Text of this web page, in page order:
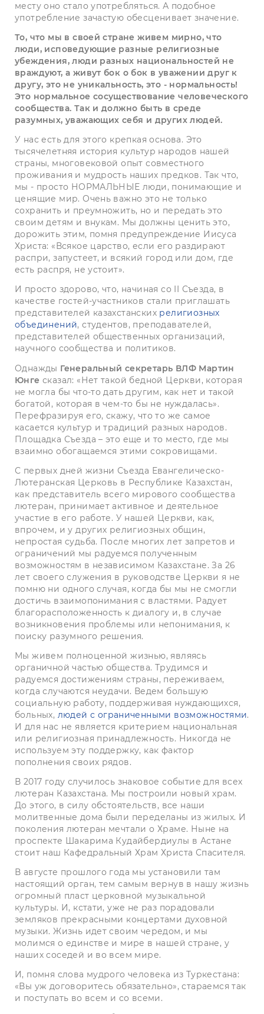
месту оно стало употребляться. А подобное
употребление зачастую обесценивает значение.
То, что мы в своей стране живем мирно, что
люди, исповедующие разные религиозные
убеждения, люди разных национальностей не
враждуют, а живут бок о бок в уважении друг к
другу, это не уникальность, это - нормальность!
Это нормальное сосуществование человеческого
сообщества. Так и должно быть в среде
разумных, уважающих себя и других людей.
У нас есть для этого крепкая основа. Это
тысячелетняя история культур народов нашей
страны, многовековой опыт совместного
проживания и мудрость наших предков. Так что,
мы - просто НОРМАЛЬНЫЕ люди, понимающие и
ценящие мир. Очень важно это не только
сохранить и преумножить, но и передать это
своим детям и внукам. Мы должны ценить это,
дорожить этим, помня предупреждение Иисуса
Христа: «Всякое царство, если его раздирают
распри, запустеет, и всякий город или дом, где
есть распря, не устоит».
И просто здорово, что, начиная со II Съезда, в
качестве гостей-участников стали приглашать
представителей казахстанских религиозных
объединений, студентов, преподавателей,
представителей общественных организаций,
научного сообщества и политиков.
Однажды Генеральный секретарь ВЛФ Мартин
Юнге сказал: «Нет такой бедной Церкви, которая
не могла бы что-то дать другим, как нет и такой
богатой, которая в чем-то бы не нуждалась».
Перефразируя его, скажу, что то же самое
касается культур и традиций разных народов.
Площадка Съезда – это еще и то место, где мы
взаимно обогащаемся этими сокровищами.
С первых дней жизни Съезда Евангелическо-
Лютеранская Церковь в Республике Казахстан,
как представитель всего мирового сообщества
лютеран, принимает активное и деятельное
участие в его работе. У нашей Церкви, как,
впрочем, и у других религиозных общин,
непростая судьба. После многих лет запретов и
ограничений мы радуемся полученным
возможностям в независимом Казахстане. За 26
лет своего служения в руководстве Церкви я не
помню ни одного случая, когда бы мы не смогли
достичь взаимопонимания с властями. Радует
благорасположенность к диалогу и, в случае
возникновения проблемы или непонимания, к
поиску разумного решения.
Мы живем полноценной жизнью, являясь
органичной частью общества. Трудимся и
радуемся достижениям страны, переживаем,
когда случаются неудачи. Ведем большую
социальную работу, поддерживая нуждающихся,
больных, людей с ограниченными возможностями.
И для нас не является критерием национальная
или религиозная принадлежность. Никогда не
используем эту поддержку, как фактор
пополнения своих рядов.
В 2017 году случилось знаковое событие для всех
лютеран Казахстана. Мы построили новый храм.
До этого, в силу обстоятельств, все наши
молитвенные дома были переделаны из жилых. И
поколения лютеран мечтали о Храме. Ныне на
проспекте Шакарима Кудайбердиулы в Астане
стоит наш Кафедральный Храм Христа Спасителя.
В августе прошлого года мы установили там
настоящий орган, тем самым вернув в нашу жизнь
огромный пласт церковной музыкальной
культуры. И, кстати, уже не раз порадовали
земляков прекрасными концертами духовной
музыки. Жизнь идет своим чередом, и мы
молимся о единстве и мире в нашей стране, у
наших соседей и во всем мире.
И, помня слова мудрого человека из Туркестана:
«Вы уж договоритесь обязательно», стараемся так
и поступать во всем и со всеми.